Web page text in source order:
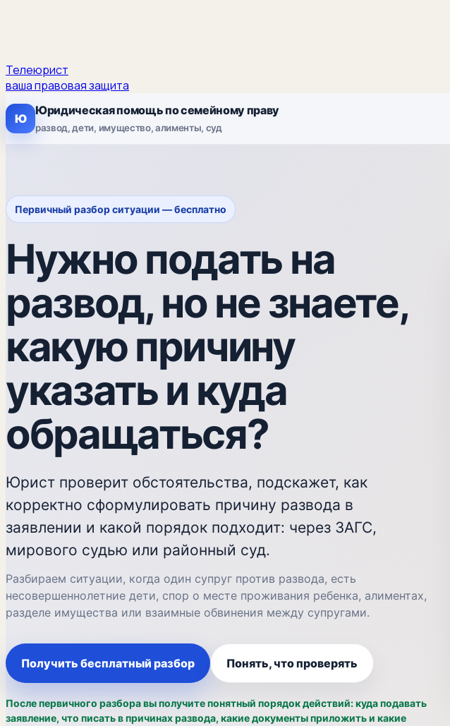
Телеюрист
ваша правовая защита
Ю
Юридическая помощь по семейному праву
развод, дети, имущество, алименты, суд
Первичный разбор ситуации — бесплатно
Нужно подать на
развод, но не знаете,
какую причину
указать и куда
обращаться?
Юрист проверит обстоятельства, подскажет, как
корректно сформулировать причину развода в
заявлении и какой порядок подходит: через ЗАГС,
мирового судью или районный суд.
Разбираем ситуации, когда один супруг против развода, есть
несовершеннолетние дети, спор о месте проживания ребенка, алиментах,
разделе имущества или взаимные обвинения между супругами.
Получить бесплатный разбор Понять, что проверять
После первичного разбора вы получите понятный порядок действий: куда подавать
заявление, что писать в причинах развода, какие документы приложить и какие